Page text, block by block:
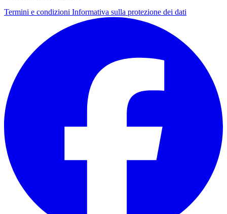
Termini e condizioni Informativa sulla protezione dei dati